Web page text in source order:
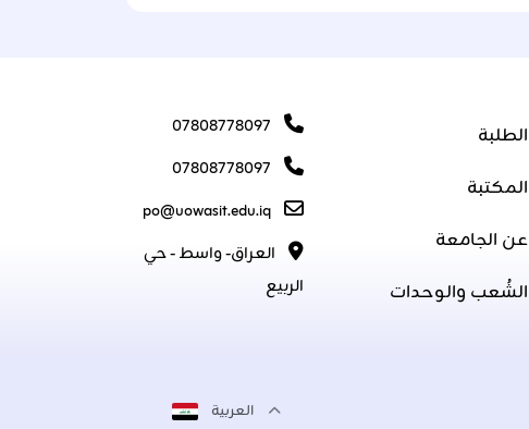
الطلبة
المكتبة
عن الجامعة
الشُعب والوحدات
07808778097
07808778097
po@uowasit.edu.iq
العراق- واسط - حي
الربيع
العربية